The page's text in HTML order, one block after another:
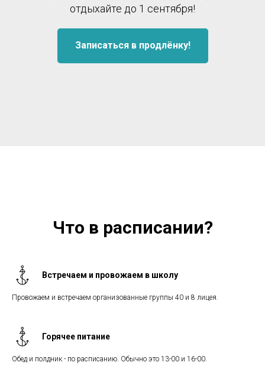
отдыхайте до 1 сентября!
Записаться в продлёнку!
Что в расписании?
Встречаем и провожаем в школу
Провожаем и встречаем организованные группы 40 и 8 лицея.
Горячее питание
Обед и полдник - по расписанию. Обычно это 13-00 и 16-00.